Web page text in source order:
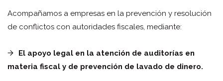
Acompañamos a empresas en la prevención y resolución
de conflictos con autoridades fiscales, mediante:
El apoyo legal en la atención de auditorías en
materia fiscal y de prevención de lavado de dinero.